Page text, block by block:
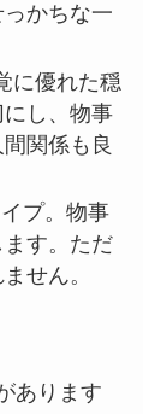
かちな一
に優れた穏
し、物事
関係も良
プ。物事
す。ただ
せん。
あります